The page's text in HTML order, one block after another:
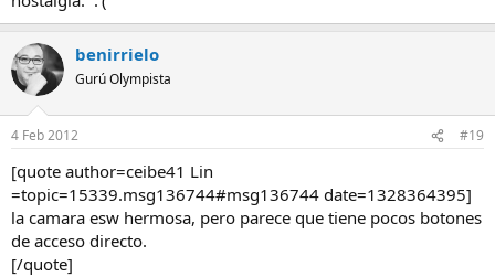
benirrielo
Gurú Olympista
4 Feb 2012 #19
[quote author=ceibe41 Lin
=topic=15339.msg136744#msg136744 date=1328364395]
la camara esw hermosa, pero parece que tiene pocos botones
de acceso directo.
[/quote]